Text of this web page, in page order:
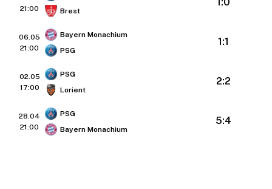
21:00
Brest
06.05
21:00
Bayern Monachium
PSG
1:1
02.05
17:00
PSG
Lorient
2:2
28.04
21:00
PSG
Bayern Monachium
5:4